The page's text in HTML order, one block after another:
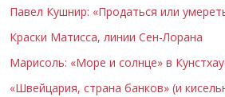
Павел Кушнир: «Продаться или
Краски Матисса, линии Сен-Лорана
Марисоль: «Море и солнце» в
«Швейцария, страна банков» (и